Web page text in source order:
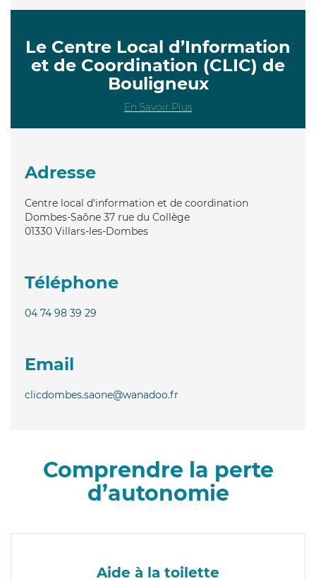
Le Centre Local d’Information
et de Coordination (CLIC) de
Bouligneux
En Savoir Plus
Adresse
Centre local d'information et de coordination
Dombes-Saône 37 rue du Collège
01330 Villars-les-Dombes
Téléphone
04 74 98 39 29
Email
clicdombes.saone@wanadoo.fr
Comprendre la perte
d’autonomie
Aide à la toilette